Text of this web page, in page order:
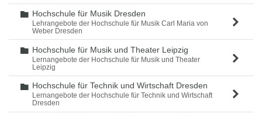
Ordner
Hochschule für Musik Dresden
Lehrangebote der Hochschule für Musik Carl Maria von
Weber Dresden
Ordner
Hochschule für Musik und Theater Leipzig
Lernangebote der Hochschule für Musik und Theater
Leipzig
Ordner
Hochschule für Technik und Wirtschaft Dresden
Lernangebote der Hochschule für Technik und Wirtschaft
Dresden